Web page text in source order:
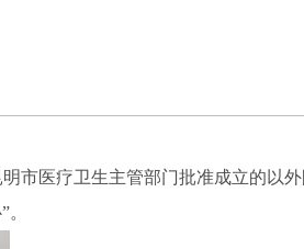
市医疗卫生主管部门批准成立的以